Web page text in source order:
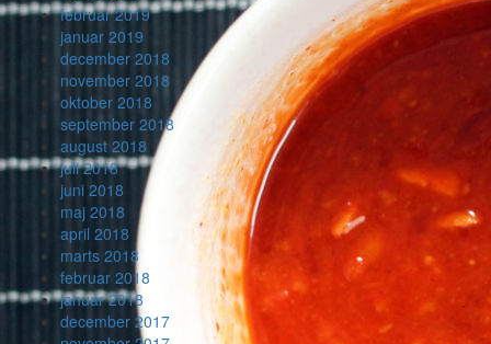
februar 2019
januar 2019
december 2018
november 2018
oktober 2018
september 2018
august 2018
juli 2018
juni 2018
maj 2018
april 2018
marts 2018
februar 2018
januar 2018
december 2017